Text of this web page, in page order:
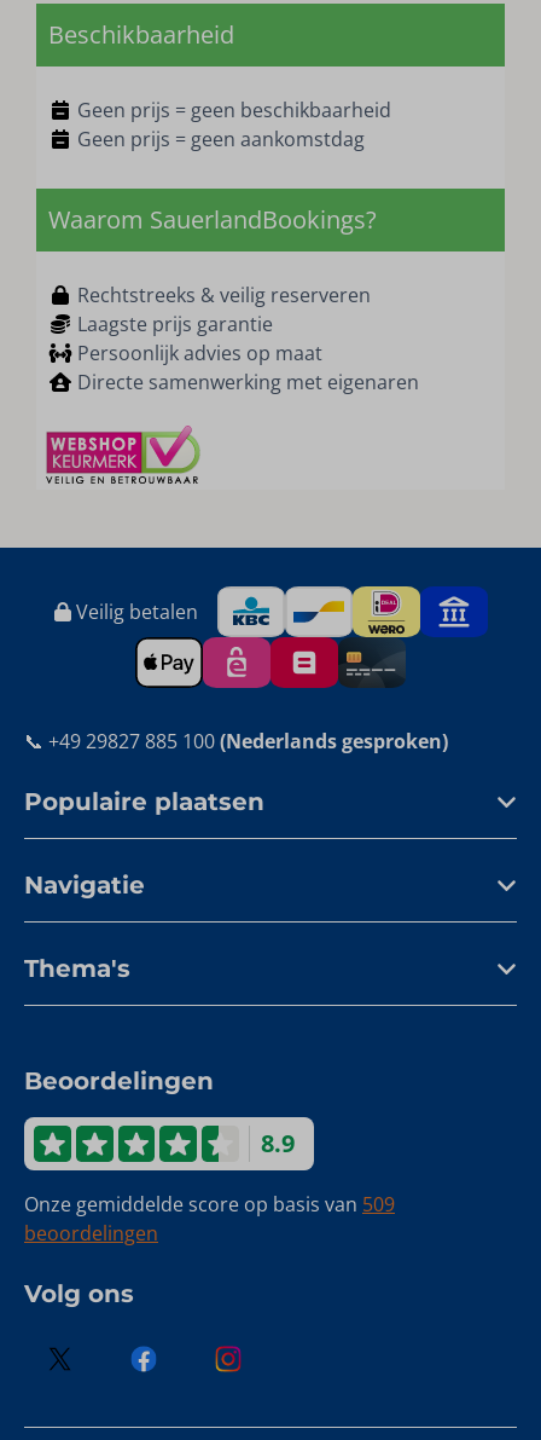
Beschikbaarheid
Geen prijs = geen beschikbaarheid
Geen prijs = geen aankomstdag
Waarom SauerlandBookings?
Rechtstreeks & veilig reserveren
Laagste prijs garantie
Persoonlijk advies op maat
Directe samenwerking met eigenaren
Veilig betalen
📞 +49 29827 885 100(Nederlands gesproken)
Populaire plaatsen
Navigatie
Thema's
Beoordelingen
8.9
Onze gemiddelde score op basis van 509
beoordelingen
Volg ons